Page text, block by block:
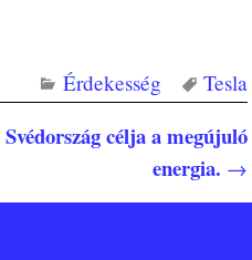
Érdekesség Tesla
Svédország célja a megújuló
energia. →